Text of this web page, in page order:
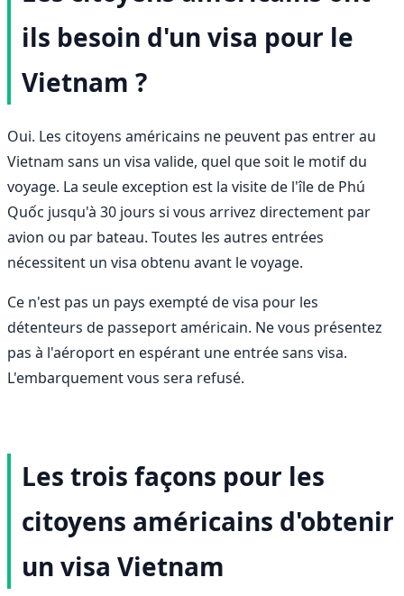
ils besoin d'un visa pour le
Vietnam ?
Oui. Les citoyens américains ne peuvent pas entrer au
Vietnam sans un visa valide, quel que soit le motif du
voyage. La seule exception est la visite de l'île de Phú
Quốc jusqu'à 30 jours si vous arrivez directement par
avion ou par bateau. Toutes les autres entrées
nécessitent un visa obtenu avant le voyage.
Ce n'est pas un pays exempté de visa pour les
détenteurs de passeport américain. Ne vous présentez
pas à l'aéroport en espérant une entrée sans visa.
L'embarquement vous sera refusé.
Les trois façons pour les
citoyens américains d'obtenir
un visa Vietnam